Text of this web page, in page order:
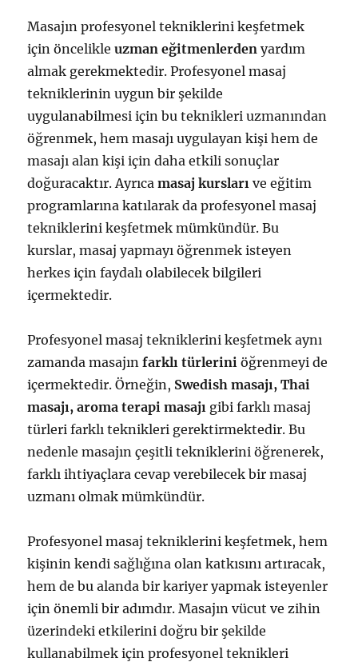
Masajın profesyonel tekniklerini keşfetmek
için öncelikleuzman eğitmenlerden yardım
almak gerekmektedir. Profesyonel masaj
tekniklerinin uygun bir şekilde
uygulanabilmesi için bu teknikleri uzmanından
öğrenmek, hem masajı uygulayan kişi hem de
masajı alan kişi için daha etkili sonuçlar
doğuracaktır. Ayrıcamasaj kursları ve eğitim
programlarına katılarak da profesyonel masaj
tekniklerini keşfetmek mümkündür. Bu
kurslar, masaj yapmayı öğrenmek isteyen
herkes için faydalı olabilecek bilgileri
içermektedir.
Profesyonel masaj tekniklerini keşfetmek aynı
zamanda masajınfarklı türlerini öğrenmeyi de
içermektedir. Örneğin, Swedish masajı, Thai
masajı, aroma terapi masajı gibi farklı masaj
türleri farklı teknikleri gerektirmektedir. Bu
nedenle masajın çeşitli tekniklerini öğrenerek,
farklı ihtiyaçlara cevap verebilecek bir masaj
uzmanı olmak mümkündür.
Profesyonel masaj tekniklerini keşfetmek, hem
kişinin kendi sağlığına olan katkısını artıracak,
hem de bu alanda bir kariyer yapmak isteyenler
için önemli bir adımdır. Masajın vücut ve zihin
üzerindeki etkilerini doğru bir şekilde
kullanabilmek için profesyonel teknikleri